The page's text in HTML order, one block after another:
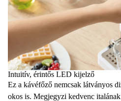
Intuitív, érintős LED kijelző
Ez a kávéfőző nemcsak látványos
okos is. Megjegyzi kedvenc italának